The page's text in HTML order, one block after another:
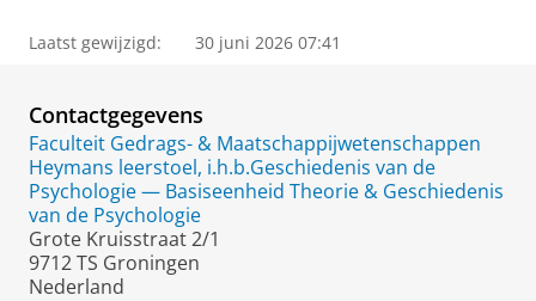
Laatst gewijzigd: 30 juni 2026 07:41
Contactgegevens
Faculteit Gedrags- & Maatschappijwetenschappen
Heymans leerstoel, i.h.b.Geschiedenis van de
Psychologie — Basiseenheid Theorie & Geschiedenis
van de Psychologie
Grote Kruisstraat 2/1
9712 TS Groningen
Nederland